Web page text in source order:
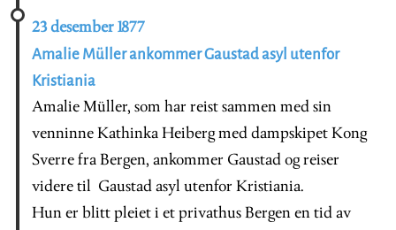
23 desember 1877
Amalie Müller ankommer Gaustad asyl utenfor
Kristiania
Amalie Müller, som har reist sammen med sin
venninne Kathinka Heiberg med dampskipet Kong
Sverre fra Bergen, ankommer Gaustad og reiser
videre til Gaustad asyl utenfor Kristiania.
Hun er blitt pleiet i et privathus Bergen en tid av